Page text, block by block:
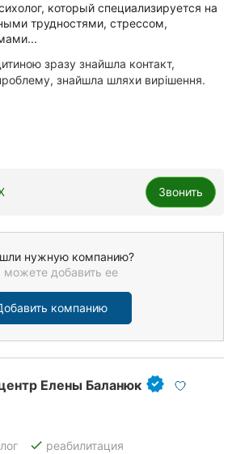
который специализируется на
трудностями, стрессом,
зразу знайшла контакт,
знайшла шляхи вирішення.
Звонить
нужную компанию?
можете добавить ее
компанию
Елены Баланюк
done реабилитация